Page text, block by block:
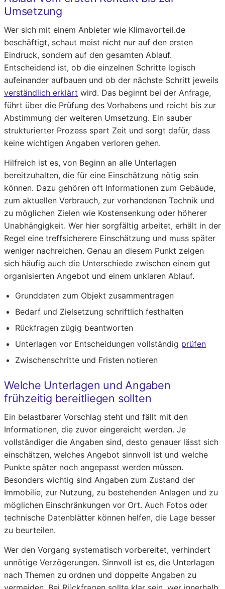
Umsetzung
Wer sich mit einem Anbieter wie Klimavorteil.de
beschäftigt, schaut meist nicht nur auf den ersten
Eindruck, sondern auf den gesamten Ablauf.
Entscheidend ist, ob die einzelnen Schritte logisch
aufeinander aufbauen und ob der nächste Schritt jeweils
verständlich erklärt wird. Das beginnt bei der Anfrage,
führt über die Prüfung des Vorhabens und reicht bis zur
Abstimmung der weiteren Umsetzung. Ein sauber
strukturierter Prozess spart Zeit und sorgt dafür, dass
keine wichtigen Angaben verloren gehen.
Hilfreich ist es, von Beginn an alle Unterlagen
bereitzuhalten, die für eine Einschätzung nötig sein
können. Dazu gehören oft Informationen zum Gebäude,
zum aktuellen Verbrauch, zur vorhandenen Technik und
zu möglichen Zielen wie Kostensenkung oder höherer
Unabhängigkeit. Wer hier sorgfältig arbeitet, erhält in der
Regel eine treffsicherere Einschätzung und muss später
weniger nachreichen. Genau an diesem Punkt zeigen
sich häufig auch die Unterschiede zwischen einem gut
organisierten Angebot und einem unklaren Ablauf.
Grunddaten zum Objekt zusammentragen
Bedarf und Zielsetzung schriftlich festhalten
Rückfragen zügig beantworten
Unterlagen vor Entscheidungen vollständig prüfen
Zwischenschritte und Fristen notieren
Welche Unterlagen und Angaben
frühzeitig bereitliegen sollten
Ein belastbarer Vorschlag steht und fällt mit den
Informationen, die zuvor eingereicht werden. Je
vollständiger die Angaben sind, desto genauer lässt sich
einschätzen, welches Angebot sinnvoll ist und welche
Punkte später noch angepasst werden müssen.
Besonders wichtig sind Angaben zum Zustand der
Immobilie, zur Nutzung, zu bestehenden Anlagen und zu
möglichen Einschränkungen vor Ort. Auch Fotos oder
technische Datenblätter können helfen, die Lage besser
zu beurteilen.
Wer den Vorgang systematisch vorbereitet, verhindert
unnötige Verzögerungen. Sinnvoll ist es, die Unterlagen
nach Themen zu ordnen und doppelte Angaben zu